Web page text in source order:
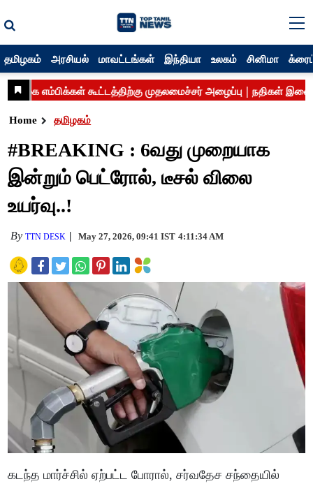
தமிழகம் அரசியல் மாவட்டங்கள் இந்தியா உலகம் சினிமா
Home தமிழகம்
#BREAKING : 6வது முறையாக
இன்றும் பெட்ரோல், டீசல் விலை
உயர்வு..!
ByTTN DESK May 27, 2026, 09:41 IST 4:11:34 AM
கடந்த மார்ச்சில் ஏற்பட்ட போரால், சர்வதேச சந்தையில்